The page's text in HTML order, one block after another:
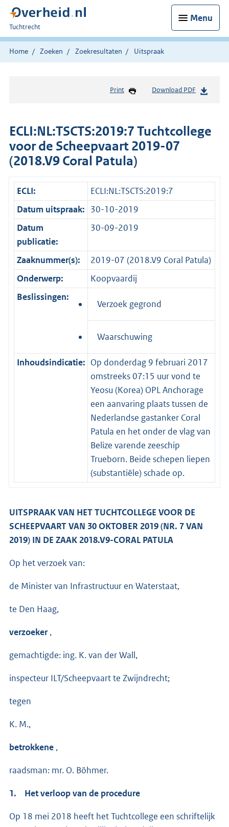
Menu
U
bent
hier:
Tuchtrecht
Home Zoeken Zoekresultaten Uitspraak
Print Download PDF
ECLI:NL:TSCTS:2019:7 Tuchtcollege
voor de Scheepvaart 2019-07
(2018.V9 Coral Patula)
ECLI:
ECLI:NL:TSCTS:2019:7
Datum uitspraak: 30-10-2019
Datum
publicatie:
30-09-2019
Zaaknummer(s):
2019-07 (2018.V9 Coral Patula)
Onderwerp:
Koopvaardij
Beslissingen:
Verzoek gegrond
Waarschuwing
Inhoudsindicatie: Op donderdag 9 februari 2017
omstreeks 07:15 uur vond te
Yeosu (Korea) OPL Anchorage
een aanvaring plaats tussen de
Nederlandse gastanker Coral
Patula en het onder de vlag van
Belize varende zeeschip
Trueborn. Beide schepen liepen
(substantiële) schade op.
UITSPRAAK VAN HET TUCHTCOLLEGE VOOR DE
SCHEEPVAART VAN 30 OKTOBER 2019 (NR. 7 VAN
2019) IN DE ZAAK 2018.V9-CORAL PATULA
Op het verzoek van:
de Minister van Infrastructuur en Waterstaat,
te Den Haag,
verzoeker,
gemachtigde: ing. K. van der Wall,
inspecteur ILT/Scheepvaart te Zwijndrecht;
tegen
K. M.,
betrokkene ,
raadsman: mr. O. Böhmer.
1. Het verloop van de procedure
Op 18 mei 2018 heeft het Tuchtcollege een schriftelijk